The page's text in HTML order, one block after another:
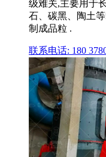
级难关,主要用于
石、碳黑、陶土
制成品粒 .
联系电话: 180